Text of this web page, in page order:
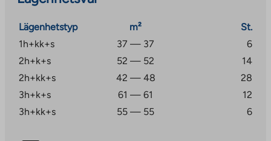
Lokal service finns i Kortepohja centrum och Savela-
området, och de större stormarknaderna i Palokka
ligger bara cirka 5 km bort. Detta läge kombinerar
naturens lugn och vardagslivets bekvämlighet på ett
utmärkt sätt.
Lägenhetstyp m²
St.
1h+kk+s
37 — 37
6
2h+k+s
52 — 52
14
2h+kk+s
42 — 48
28
3h+k+s
61 — 61
12
3h+kk+s
55 — 55 6